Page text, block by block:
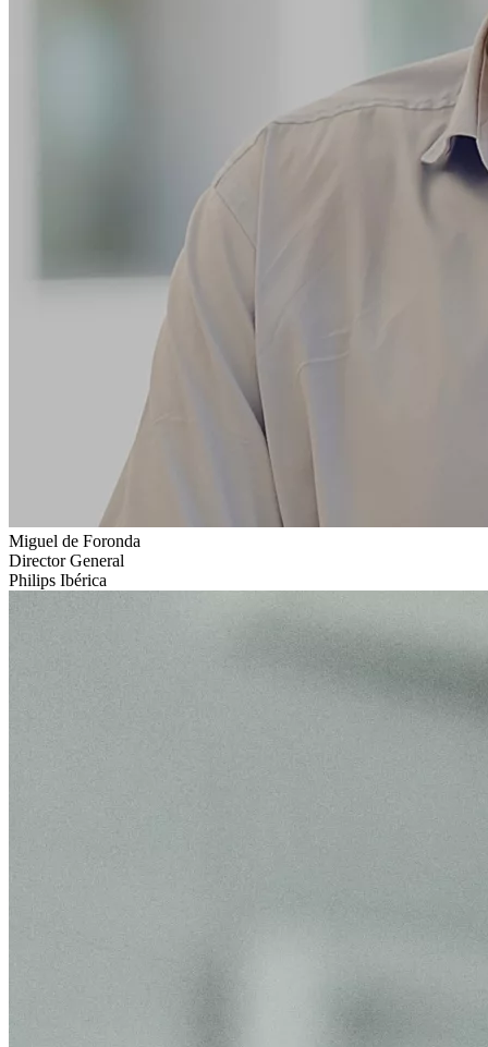
Miguel de Foronda
Director General
Philips Ibérica